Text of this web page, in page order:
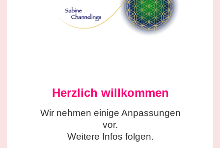
Herzlich willkommen
Wir nehmen einige Anpassungen
vor.
Weitere Infos folgen.